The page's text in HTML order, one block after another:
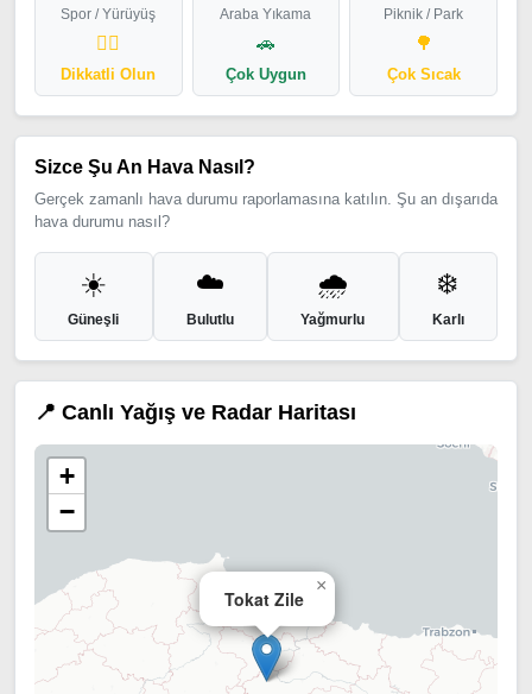
Spor / Yürüyüş
🏃‍♂️
Dikkatli Olun
Araba Yıkama
🚗
Çok Uygun
Piknik / Park
🌳
Çok Sıcak
Sizce Şu An Hava Nasıl?
Gerçek zamanlı hava durumu raporlamasına katılın. Şu an dışarıda
hava durumu nasıl?
☀️
Güneşli
☁️
Bulutlu
🌧️
Yağmurlu
❄️
Karlı
📍 Canlı Yağış ve Radar Haritası
Tokat Zile
×
+
−